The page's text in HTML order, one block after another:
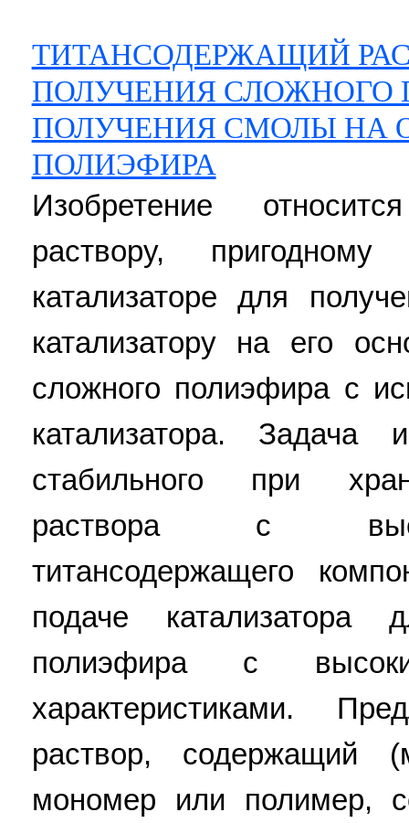
ТИТАНСОДЕРЖАЩИЙ
ПОЛУЧЕНИЯ СЛОЖНОГО
ПОЛУЧЕНИЯ СМОЛЫ НА
ПОЛИЭФИРА
Изобретение
раствору,
катализаторе для
катализатору на его
сложного полиэфира с
катализатора. Задача
стабильного при
раствора с
титансодержащего
подаче катализатора
полиэфира с
характеристиками.
раствор, содержащий
мономер или полимер,